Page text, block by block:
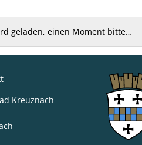
geladen, einen Moment bitte…
Kreuznach